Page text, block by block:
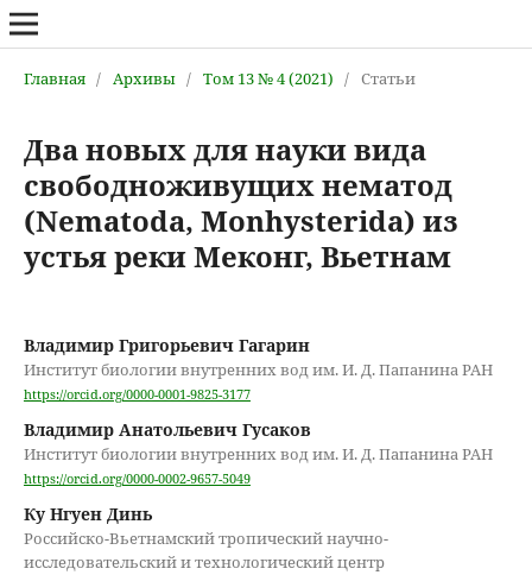
Главная / Архивы / Том 13 № 4 (2021) / Статьи
Два новых для науки вида
свободноживущих нематод
(Nematoda, Monhysterida) из
устья реки Меконг, Вьетнам
Владимир Григорьевич Гагарин
Институт биологии внутренних вод им. И. Д. Папанина РАН
https://orcid.org/0000-0001-9825-3177
Владимир Анатольевич Гусаков
Институт биологии внутренних вод им. И. Д. Папанина РАН
https://orcid.org/0000-0002-9657-5049
Ку Нгуен Динь
Российско-Вьетнамский тропический научно-
исследовательский и технологический центр